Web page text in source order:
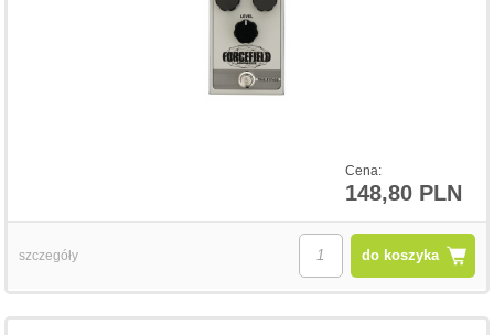
Cena:
148,80 PLN
do koszyka
szczegóły